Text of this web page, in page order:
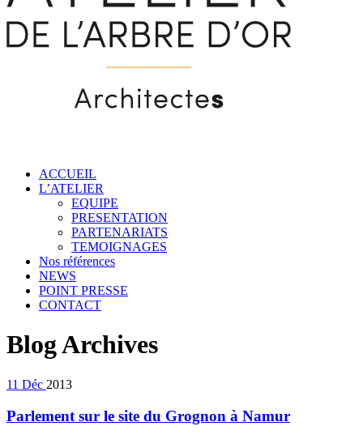
ACCUEIL
L’ATELIER
EQUIPE
PRESENTATION
PARTENARIATS
TEMOIGNAGES
Nos références
NEWS
POINT PRESSE
CONTACT
Blog Archives
11 Déc 2013
Parlement sur le site du Grognon à Namur